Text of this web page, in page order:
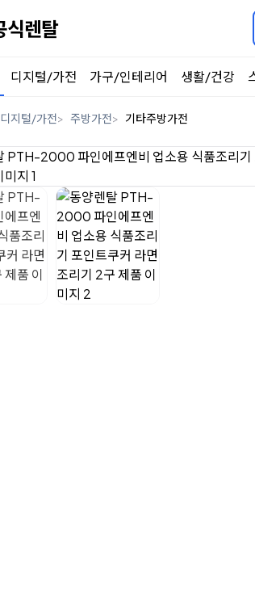
디지털/가전 가구/인테리어 생활/건강
디지털/가전 주방가전 기타주방가전